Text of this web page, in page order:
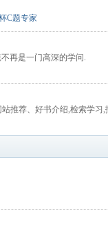
C题专家
再是一门高深的学问.
推荐、好书介绍,检索学习,